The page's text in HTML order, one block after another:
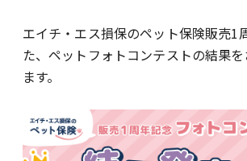
エイチ・エス損保のペット保険販売1
た、ペットフォトコンテストの結果
ます。